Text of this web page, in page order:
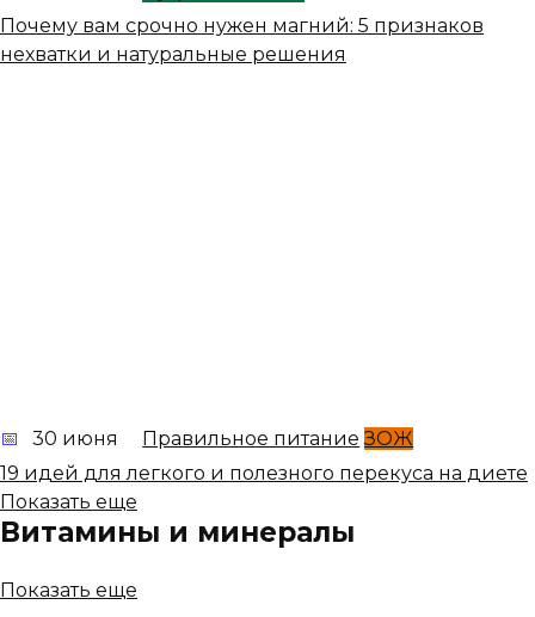
Почему вам срочно нужен магний: 5 признаков
нехватки и натуральные решения
30 июня Правильное питание ЗОЖ
19 идей для легкого и полезного перекуса на диете
Показать еще
Витамины и минералы
Показать еще